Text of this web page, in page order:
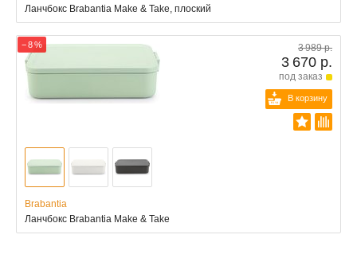
Ланчбокс Brabantia Make & Take, плоский
− 8 % 3 989 р.
3 670 р.
под заказ
В корзину
Brabantia
Ланчбокс Brabantia Make & Take